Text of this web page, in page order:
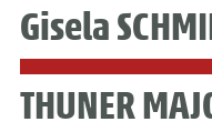
Gisela
THUNER